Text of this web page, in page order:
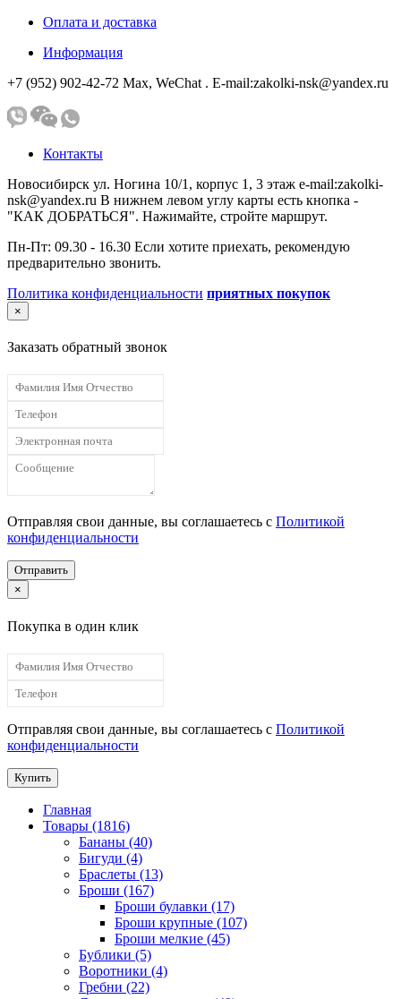
Оплата и доставка
Информация
+7 (952) 902-42-72 Мах, WeChat . E-mail:zakolki-nsk@yandex.ru
Контакты
Новосибирск ул. Ногина 10/1, корпус 1, 3 этаж e-mail:zakolki-
nsk@yandex.ru В нижнем левом углу карты есть кнопка -
"КАК ДОБРАТЬСЯ". Нажимайте, стройте маршрут.
Пн-Пт: 09.30 - 16.30 Если хотите приехать, рекомендую
предварительно звонить.
Политика конфиденциальности приятных покупок
×
Заказать обратный звонок
Отправляя свои данные, вы соглашаетесь с Политикой
конфиденциальности
Отправить
×
Покупка в один клик
Отправляя свои данные, вы соглашаетесь с Политикой
конфиденциальности
Купить
Главная
Товары (1816)
Бананы (40)
Бигуди (4)
Браслеты (13)
Броши (167)
Броши булавки (17)
Броши крупные (107)
Броши мелкие (45)
Бублики (5)
Воротники (4)
Гребни (22)